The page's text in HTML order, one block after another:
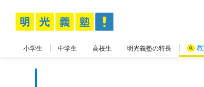
高校生
中学生
小学生 明光義塾の特長